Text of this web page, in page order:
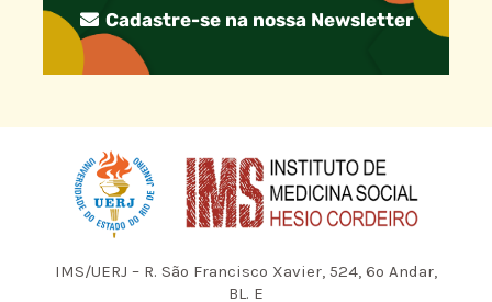
Cadastre-se na nossa Newsletter
IMS/UERJ – R. São Francisco Xavier, 524, 6º Andar,
BL. E